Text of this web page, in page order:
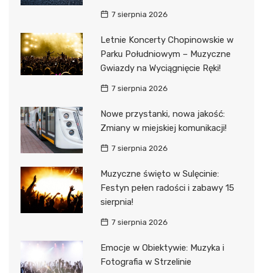
7 sierpnia 2026
Letnie Koncerty Chopinowskie w
Parku Południowym – Muzyczne
Gwiazdy na Wyciągnięcie Ręki!
7 sierpnia 2026
Nowe przystanki, nowa jakość:
Zmiany w miejskiej komunikacji!
7 sierpnia 2026
Muzyczne święto w Sulęcinie:
Festyn pełen radości i zabawy 15
sierpnia!
7 sierpnia 2026
Emocje w Obiektywie: Muzyka i
Fotografia w Strzelinie